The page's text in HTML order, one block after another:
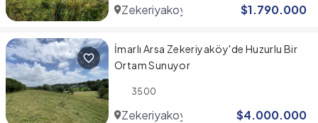
Zekeriyakoy $1.790.000
İmarlı Arsa Zekeriyaköy'de Huzurlu Bir
Ortam Sunuyor
3500
Zekeriyakoy $4.000.000